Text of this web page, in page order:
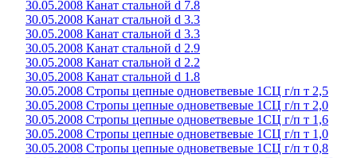
30.05.2008 Канат стальной d 7.8
30.05.2008 Канат стальной d 3.3
30.05.2008 Канат стальной d 3.3
30.05.2008 Канат стальной d 2.9
30.05.2008 Канат стальной d 2.2
30.05.2008 Канат стальной d 1.8
30.05.2008 Стропы цепные одноветвевые 1СЦ г/п т 2,5
30.05.2008 Стропы цепные одноветвевые 1СЦ г/п т 2,0
30.05.2008 Стропы цепные одноветвевые 1СЦ г/п т 1,6
30.05.2008 Стропы цепные одноветвевые 1СЦ г/п т 1,0
30.05.2008 Стропы цепные одноветвевые 1СЦ г/п т 0,8